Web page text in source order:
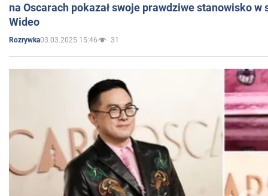
na Oscarach pokazał swoje prawdziwe stanowisko w
Wideo
Rozrywka03.03.2025 15:46 31